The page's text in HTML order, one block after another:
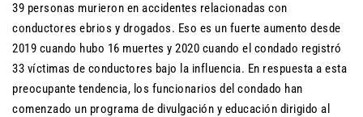
39 personas murieron en accidentes relacionadas con
conductores ebrios y drogados. Eso es un fuerte aumento desde
2019 cuando hubo 16 muertes y 2020 cuando el condado registró
33 víctimas de conductores bajo la influencia. En respuesta a esta
preocupante tendencia, los funcionarios del condado han
comenzado un programa de divulgación y educación dirigido al